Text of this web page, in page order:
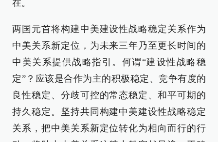
在。
两国元首将构建中美建设性战略稳定关系作为
中美关系新定位，为未来三年乃至更长时间的
中美关系提供战略指引。何谓“建设性战略稳
定”？应该是合作为主的积极稳定、竞争有度的
良性稳定、分歧可控的常态稳定、和平可期的
持久稳定。坚持共同构建中美建设性战略稳定
关系，把中美关系新定位转化为相向而行的行